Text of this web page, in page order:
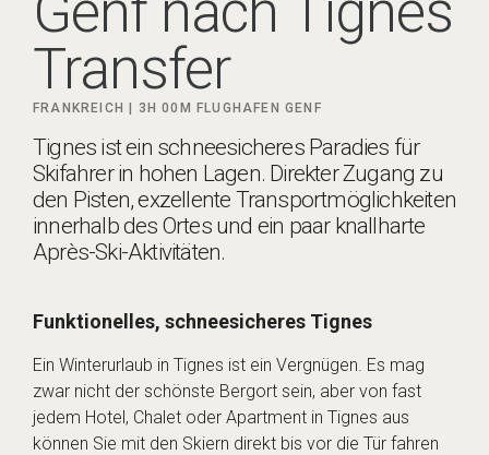
Transfer
FRANKREICH | 3H 00MFLUGHAFEN GENF
Tignes ist ein schneesicheres Paradies für
Skifahrer in hohen Lagen. Direkter Zugang zu
den Pisten, exzellente Transportmöglichkeiten
innerhalb des Ortes und ein paar knallharte
Après-Ski-Aktivitäten.
Funktionelles, schneesicheres Tignes
Ein Winterurlaub in Tignes ist ein Vergnügen. Es mag
zwar nicht der schönste Bergort sein, aber von fast
jedem Hotel, Chalet oder Apartment in Tignes aus
können Sie mit den Skiern direkt bis vor die Tür fahren